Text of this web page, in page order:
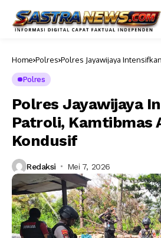
Home Polres Polres Jayawijaya
Polres
Polres Jayawijaya
Patroli, Kamtibmas
Kondusif
Redaksi Mei 7, 2026